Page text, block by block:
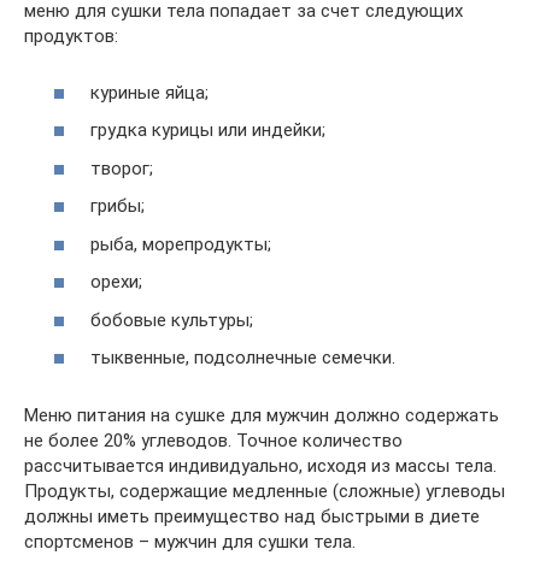
меню для сушки тела попадает за счет следующих
продуктов:
куриные яйца;
грудка курицы или индейки;
творог;
грибы;
рыба, морепродукты;
орехи;
бобовые культуры;
тыквенные, подсолнечные семечки.
Меню питания на сушке для мужчин должно содержать
не более 20% углеводов. Точное количество
рассчитывается индивидуально, исходя из массы тела.
Продукты, содержащие медленные (сложные) углеводы
должны иметь преимущество над быстрыми в диете
спортсменов – мужчин для сушки тела.